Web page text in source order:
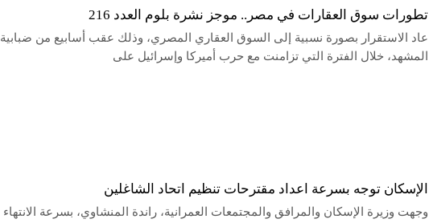
تطورات سوق العقارات في مصر.. موجز نشرة بلوم العدد 216
عاد الاستقرار بصورة نسبية إلى السوق العقاري المصري، وذلك عقب أسابيع من ضبابية
المشهد، خلال الفترة التي تزامنت مع حرب أميركا وإسرائيل على
الإسكان توجه بسرعة اعداد مقترحات تنظيم اتحاد الشاغلين
وجهت وزيرة الإسكان والمرافق والمجتمعات العمرانية، راندة المنشاوي، بسرعة الانتهاء